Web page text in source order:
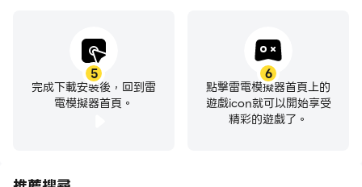
5
完成下載安裝後，回到雷
電模擬器首頁。
6
點擊雷電模擬器首頁上的
遊戲icon就可以開始享受
精彩的遊戲了。